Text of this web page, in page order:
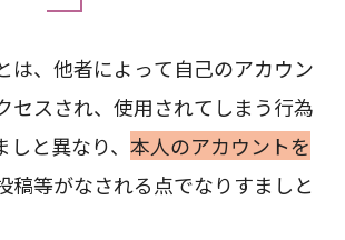
は、他者によって自己のアカウン
セスされ、使用されてしまう行為
と異なり、 本人のアカウントを
稿等がなされる点でなりすましと